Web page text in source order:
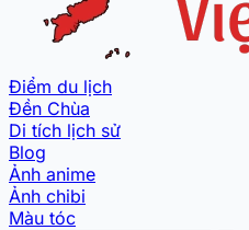
Điểm du lịch
Đền Chùa
Di tích lịch sử
Blog
Ảnh anime
Ảnh chibi
Màu tóc